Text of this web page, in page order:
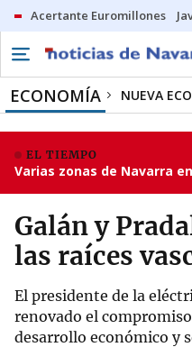
Acertante Euromillones
ECONOMÍA NUEVA
EL TIEMPO
Varias zonas de Navarra
Galán y
las raíces
El presidente de la
renovado el
desarrollo económico y